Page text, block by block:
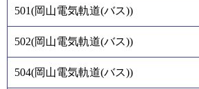
501(岡山電気軌道(バス))
502(岡山電気軌道(バス))
504(岡山電気軌道(バス))